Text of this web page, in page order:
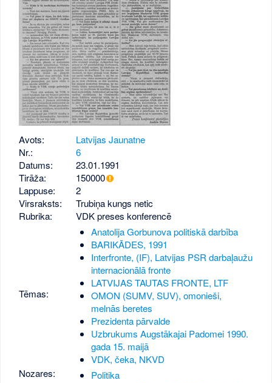
Avots:
Latvijas Jaunatne
Nr.:
6
Datums:
23.01.1991
Tirāža:
150000
Lappuse:
2
Virsraksts:
Trubiņa kungs netic
Rubrika:
VDK preses konferencē
Tēmas:
Anatolija Gorbunova politiskā darbība
BARIKĀDES, 1991
Interfronte, (IF), Latvijas PSR darbaļaužu
internacionālā fronte
LATVIJAS TAUTAS FRONTE, LTF
OMON (SUMV, SUV), omonieši,
melnās beretes
Prezidenta pārvalde
Uzbrukums Augstākajai Padomei 1990.
gada 15. maijā
VDK, čeka, NKVD
Nozares:
Politika